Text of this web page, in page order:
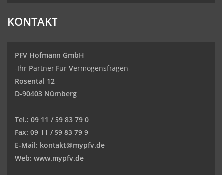
KONTAKT
PFV Hofmann GmbH
-Ihr Partner Für Vermögensfragen-
Rosental 12
D-90403 Nürnberg
Tel.: 09 11 / 59 83 79 0
Fax: 09 11 / 59 83 79 9
E-Mail: kontakt@mypfv.de
Web: www.mypfv.de